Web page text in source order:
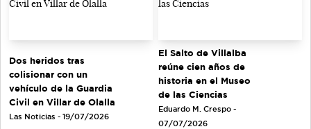
Dos heridos tras
colisionar con un
vehículo de la Guardia
Civil en Villar de Olalla
Las Noticias - 19/07/2026
El Salto de Villalba
reúne cien años de
historia en el Museo
de las Ciencias
Eduardo M. Crespo -
07/07/2026